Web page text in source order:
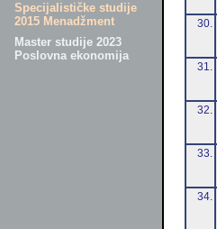
Specijalističke studije
2015 Menadžment
Master studije 2023
Poslovna ekonomija
30.
31.
32.
33.
34.